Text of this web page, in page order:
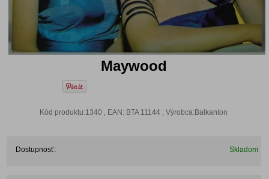
Maywood
Kód produktu:1340 , EAN: BTA 11144 , Výrobca:Balkanton
Dostupnosť: Skladom